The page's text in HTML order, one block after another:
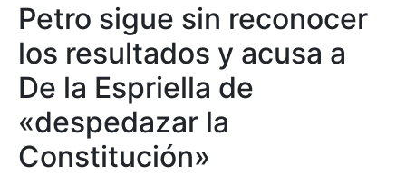
Petro sigue sin reconocer
los resultados y acusa a
De la Espriella de
«despedazar la
Constitución»